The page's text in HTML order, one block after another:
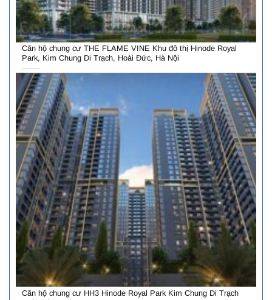
Căn hộ chung cư THE FLAME VINE Khu đô thị Hinode Royal
Park, Kim Chung Di Trạch, Hoài Đức, Hà Nội
Căn hộ chung cư HH3 Hinode Royal Park Kim Chung Di Trạch